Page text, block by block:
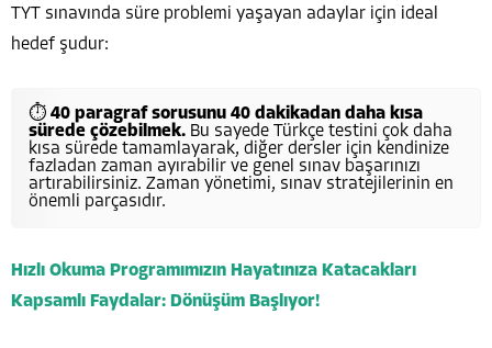
TYT sınavında süre problemi yaşayan adaylar için ideal
hedef şudur:
⏱ 40 paragraf sorusunu 40 dakikadan daha kısa
sürede çözebilmek. Bu sayede Türkçe testini çok daha
kısa sürede tamamlayarak, diğer dersler için kendinize
fazladan zaman ayırabilir ve genel sınav başarınızı
artırabilirsiniz. Zaman yönetimi, sınav stratejilerinin en
önemli parçasıdır.
Hızlı Okuma Programımızın Hayatınıza Katacakları
Kapsamlı Faydalar: Dönüşüm Başlıyor!